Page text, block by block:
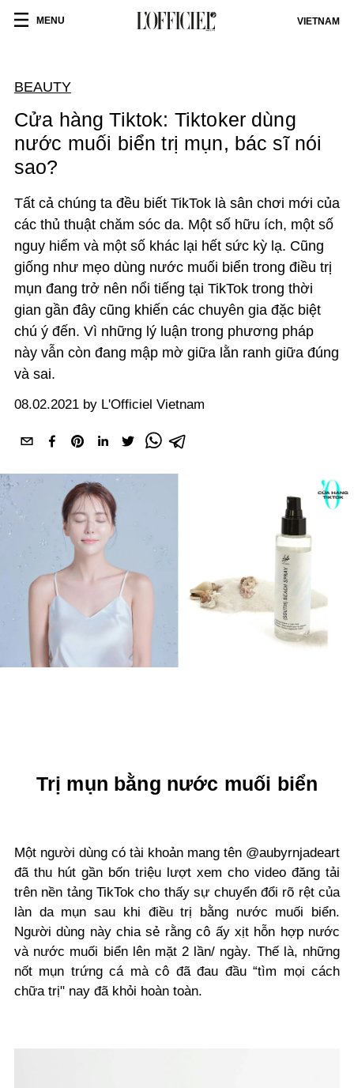
MENU VIETNAM
BEAUTY
Cửa hàng Tiktok: Tiktoker dùng
nước muối biển trị mụn, bác sĩ nói
sao?
Tất cả chúng ta đều biết TikTok là sân chơi mới của
các thủ thuật chăm sóc da. Một số hữu ích, một số
nguy hiểm và một số khác lại hết sức kỳ lạ. Cũng
giống như mẹo dùng nước muối biển trong điều trị
mụn đang trở nên nổi tiếng tại TikTok trong thời
gian gần đây cũng khiến các chuyên gia đặc biệt
chú ý đến. Vì những lý luận trong phương pháp
này vẫn còn đang mập mờ giữa lằn ranh giữa đúng
và sai.
08.02.2021 by L'Officiel Vietnam
Trị mụn bằng nước muối biển
Một người dùng có tài khoản mang tên @aubyrnjadeart
đã thu hút gần bốn triệu lượt xem cho video đăng tải
trên nền tảng TikTok cho thấy sự chuyển đổi rõ rệt của
làn da mụn sau khi điều trị bằng nước muối biển.
Người dùng này chia sẻ rằng cô ấy xịt hỗn hợp nước
và nước muối biển lên mặt 2 lần/ ngày. Thế là, những
nốt mụn trứng cá mà cô đã đau đầu “tìm mọi cách
chữa trị" nay đã khỏi hoàn toàn.